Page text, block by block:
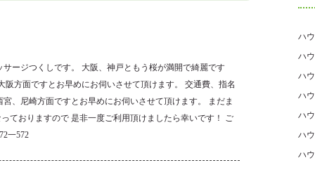
ージつくしです。 大阪、神戸ともう桜が満開で綺麗です
方面ですとお早めにお伺いさせて頂けます。 交通費、指名
、尼崎方面ですとお早めにお伺いさせて頂けます。 まだま
ておりますので 是非一度ご利用頂けましたら幸いです！ ご
一572
ハ
ハ
ハ
ハ
ハ
ハ
ハ